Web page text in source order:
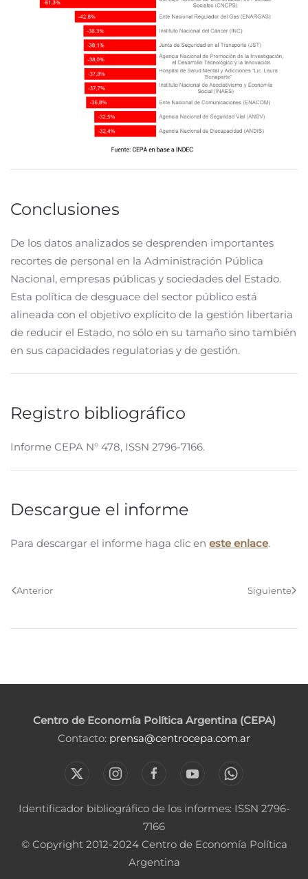
Conclusiones
De los datos analizados se desprenden importantes
recortes de personal en la Administración Pública
Nacional, empresas públicas y sociedades del Estado.
Esta política de desguace del sector público está
alineada con el objetivo explícito de la gestión libertaria
de reducir el Estado, no sólo en su tamaño sino también
en sus capacidades regulatorias y de gestión.
Registro bibliográfico
Informe CEPA N° 478, ISSN 2796-7166.
Descargue el informe
Para descargar el informe haga clic en este enlace.
Anterior Siguiente
Centro de Economía Política Argentina (CEPA)
Contacto: prensa@centrocepa.com.ar
Identificador bibliográfico de los informes: ISSN 2796-
7166
© Copyright 2012-2024 Centro de Economía Política
Argentina